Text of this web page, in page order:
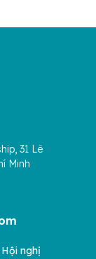
31 Lê
Minh
nghị